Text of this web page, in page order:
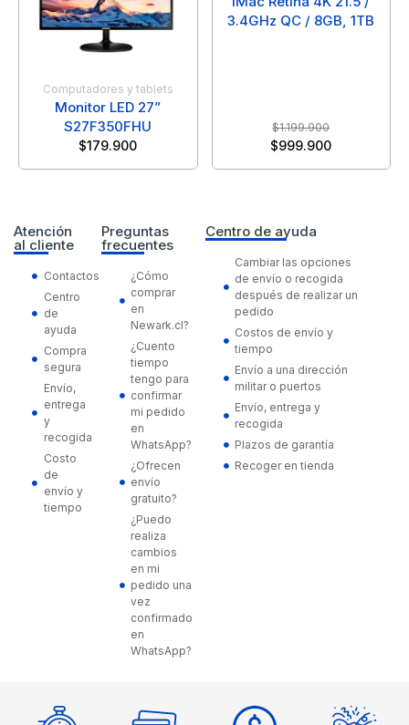
Computadores y tablets
Monitor LED 27”
S27F350FHU
$179.900
3.4GHz QC / 8GB, 1TB
$1.199.900
$999.900
Atención
al cliente
Contactos
Centro
de
ayuda
Compra
segura
Envío,
entrega
y
recogida
Costo
de
envío y
tiempo
Preguntas
frecuentes
¿Cómo
comprar
en
Newark.cl?
¿Cuento
tiempo
tengo para
confirmar
mi pedido
en
WhatsApp?
¿Ofrecen
envío
gratuito?
¿Puedo
realiza
cambios
en mi
pedido una
vez
confirmado
en
WhatsApp?
Centro de ayuda
Cambiar las opciones
de envío o recogida
después de realizar un
pedido
Costos de envío y
tiempo
Envío a una dirección
militar o puertos
Envío, entrega y
recogida
Plazos de garantía
Recoger en tienda